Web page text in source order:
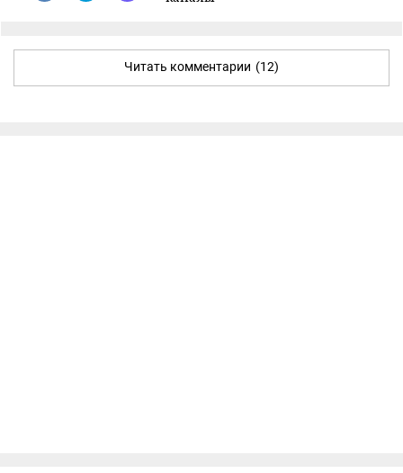
Читать комментарии (12)